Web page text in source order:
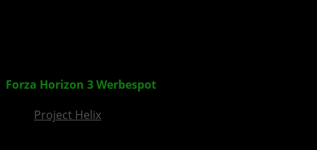
Forza Horizon 3Werbespot
Project Helix